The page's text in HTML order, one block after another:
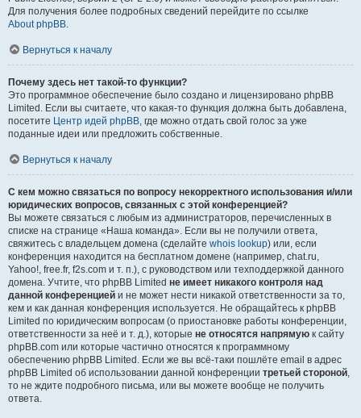
Для получения более подробных сведений перейдите по ссылке
About phpBB.
Вернуться к началу
Почему здесь нет такой-то функции?
Это программное обеспечение было создано и лицензировано phpBB
Limited. Если вы считаете, что какая-то функция должна быть добавлена,
посетите Центр идей phpBB, где можно отдать свой голос за уже
поданные идеи или предложить собственные.
Вернуться к началу
С кем можно связаться по вопросу некорректного использования и/или
юридических вопросов, связанных с этой конференцией?
Вы можете связаться с любым из администраторов, перечисленных в
списке на странице «Наша команда». Если вы не получили ответа,
свяжитесь с владельцем домена (сделайте whois lookup) или, если
конференция находится на бесплатном домене (например, chat.ru,
Yahoo!, free.fr, f2s.com и т. п.), с руководством или техподдержкой данного
домена. Учтите, что phpBB Limited не имеет никакого контроля над
данной конференцией и не может нести никакой ответственности за то,
кем и как данная конференция используется. Не обращайтесь к phpBB
Limited по юридическим вопросам (о приостановке работы конференции,
ответственности за неё и т. д.), которые не относятся напрямую к сайту
phpBB.com или которые частично относятся к программному
обеспечению phpBB Limited. Если же вы всё-таки пошлёте email в адрес
phpBB Limited об использовании данной конференции третьей стороной,
то не ждите подробного письма, или вы можете вообще не получить
ответа.